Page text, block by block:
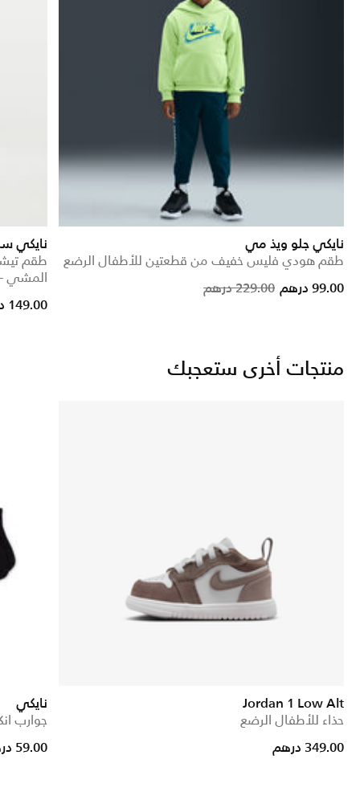
نايكي جلو ويذ مي
طقم هودي فليس خفيف من قطعتين للأطفال الرضع
Price reduced from
229.00 درهم 99.00 درهم
نايكي
طقم
المشي
149.00 درهم
منتجات أخرى ستعجبك
Jordan 1 Low Alt
حذاء للأطفال الرضع
349.00 درهم
نايكي
جوارب
59.00 درهم